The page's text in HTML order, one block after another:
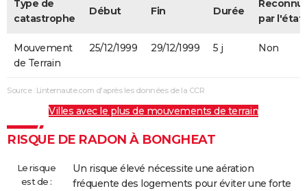
Type de
catastrophe
Début Fin Durée
par l'état
Mouvement
de Terrain
25/12/1999 29/12/1999 5 j Non
Source : Linternaute.com d'après les données de la CCR
Villes avec le plus de mouvements de terrain
RISQUE DE RADON À BONGHEAT
Le risque
est de :
Un risque élevé nécessite une aération
fréquente des logements pour éviter une forte